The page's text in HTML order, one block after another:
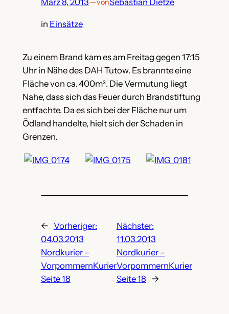
März 8, 2013—vonSebastian Dietze
in Einsätze
Zu einem Brand kam es am Freitag gegen 17:15
Uhr in Nähe des DAH Tutow. Es brannte eine
Fläche von ca. 400m³. Die Vermutung liegt
Nahe, dass sich das Feuer durch Brandstiftung
entfachte. Da es sich bei der Fläche nur um
Ödland handelte, hielt sich der Schaden in
Grenzen.
← Vorheriger:
04.03.2013
Nordkurier –
VorpommernKurier
Seite 18
Nächster:
11.03.2013
Nordkurier –
VorpommernKurier
Seite 18
→